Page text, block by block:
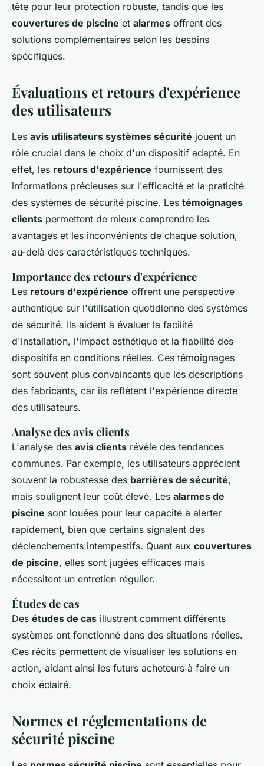
tête pour leur protection robuste, tandis que les
couvertures de piscine et alarmes offrent des
solutions complémentaires selon les besoins
spécifiques.
Évaluations et retours d'expérience
des utilisateurs
Les avis utilisateurs systèmes sécurité jouent un
rôle crucial dans le choix d'un dispositif adapté. En
effet, les retours d'expérience fournissent des
informations précieuses sur l'efficacité et la praticité
des systèmes de sécurité piscine. Les témoignages
clients permettent de mieux comprendre les
avantages et les inconvénients de chaque solution,
au-delà des caractéristiques techniques.
Importance des retours d'expérience
Les retours d'expérience offrent une perspective
authentique sur l'utilisation quotidienne des systèmes
de sécurité. Ils aident à évaluer la facilité
d'installation, l'impact esthétique et la fiabilité des
dispositifs en conditions réelles. Ces témoignages
sont souvent plus convaincants que les descriptions
des fabricants, car ils reflètent l'expérience directe
des utilisateurs.
Analyse des avis clients
L'analyse des avis clients révèle des tendances
communes. Par exemple, les utilisateurs apprécient
souvent la robustesse des barrières de sécurité,
mais soulignent leur coût élevé. Les alarmes de
piscine sont louées pour leur capacité à alerter
rapidement, bien que certains signalent des
déclenchements intempestifs. Quant aux couvertures
de piscine, elles sont jugées efficaces mais
nécessitent un entretien régulier.
Études de cas
Des études de cas illustrent comment différents
systèmes ont fonctionné dans des situations réelles.
Ces récits permettent de visualiser les solutions en
action, aidant ainsi les futurs acheteurs à faire un
choix éclairé.
Normes et réglementations de
sécurité piscine